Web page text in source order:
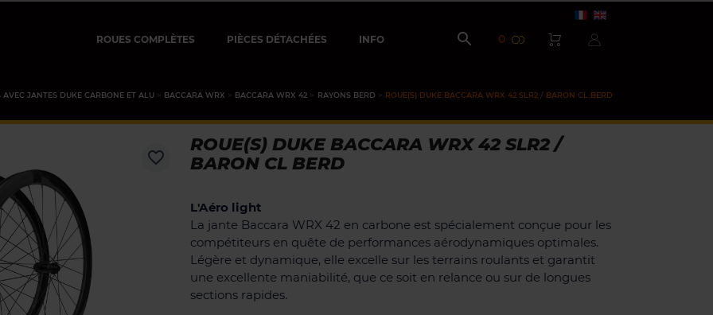
ROUES COMPLÈTES PIÈCES DÉTACHÉES INFO  0
AVEC JANTES DUKE CARBONE ET ALU BACCARA WRX BACCARA WRX 42 RAYONS BERD ROUE(S) DUKE BACCARA WRX 42 SLR2 / BARON CL BERD
favorite_border
ROUE(S) DUKE BACCARA WRX 42 SLR2 /
BARON CL BERD
L'Aéro light
La jante Baccara WRX 42 en carbone est spécialement conçue pour les
compétiteurs en quête de performances aérodynamiques optimales.
Légère et dynamique, elle excelle sur les terrains roulants et garantit
une excellente maniabilité, que ce soit en relance ou sur de longues
sections rapides.